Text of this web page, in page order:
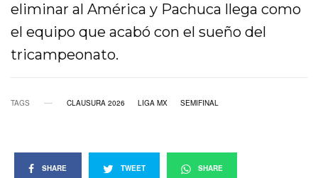
eliminar al América y Pachuca llega como
el equipo que acabó con el sueño del
tricampeonato.
TAGS CLAUSURA 2026 LIGA MX SEMIFINAL
SHARE TWEET SHARE